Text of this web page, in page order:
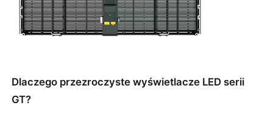
Poproś o wycenę
Ekran wyświetlacza LED
Dlaczego przezroczyste wyświetlacze LED serii
GT?